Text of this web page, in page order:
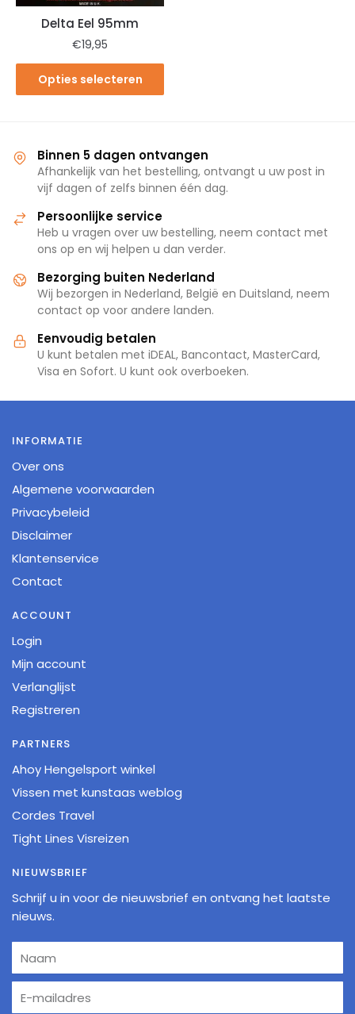
Delta Eel 95mm
€19,95
Opties selecteren
Binnen 5 dagen ontvangen
Afhankelijk van het bestelling, ontvangt u uw post in
vijf dagen of zelfs binnen één dag.
Persoonlijke service
Heb u vragen over uw bestelling, neem contact met
ons op en wij helpen u dan verder.
Bezorging buiten Nederland
Wij bezorgen in Nederland, België en Duitsland, neem
contact op voor andere landen.
Eenvoudig betalen
U kunt betalen met iDEAL, Bancontact, MasterCard,
Visa en Sofort. U kunt ook overboeken.
INFORMATIE
Over ons
Algemene voorwaarden
Privacybeleid
Disclaimer
Klantenservice
Contact
ACCOUNT
Login
Mijn account
Verlanglijst
Registreren
PARTNERS
Ahoy Hengelsport winkel
Vissen met kunstaas weblog
Cordes Travel
Tight Lines Visreizen
NIEUWSBRIEF
Schrijf u in voor de nieuwsbrief en ontvang het laatste
nieuws.